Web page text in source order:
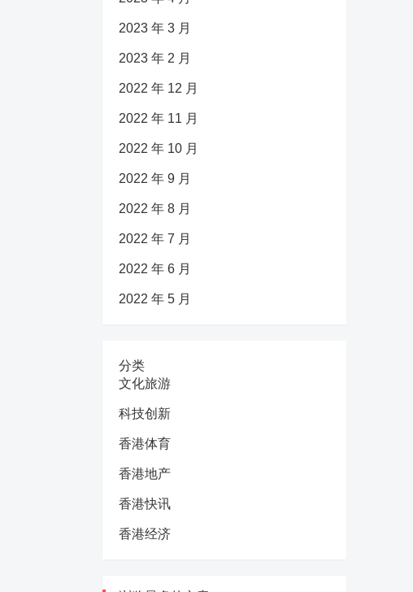
2023 年 3 月
2023 年 2 月
2022 年 12 月
2022 年 11 月
2022 年 10 月
2022 年 9 月
2022 年 8 月
2022 年 7 月
2022 年 6 月
2022 年 5 月
分类
文化旅游
科技创新
香港体育
香港地产
香港快讯
香港经济